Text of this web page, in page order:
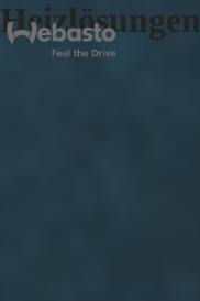
Heizlösungen